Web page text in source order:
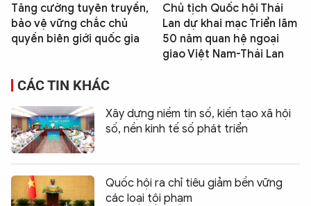
Tăng cường tuyên truyền,
bảo vệ vững chắc chủ
quyền biên giới quốc gia
Chủ tịch Quốc hội Thái
Lan dự khai mạc Triển lãm
50 năm quan hệ ngoại
giao Việt Nam-Thái Lan
CÁC TIN KHÁC
Xây dựng niềm tin số, kiến tạo xã hội
số, nền kinh tế số phát triển
Quốc hội ra chỉ tiêu giảm bền vững
các loại tội phạm